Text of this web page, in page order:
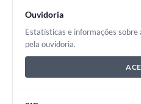
Ouvidoria
Estatísticas e informações sobre
pela ouvidoria.